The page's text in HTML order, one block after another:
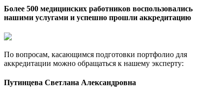
Более 500 медицинских работников воспользовались
нашими услугами и успешно прошли аккредитацию
По вопросам, касающимся подготовки портфолио для
аккредитации можно обращаться к нашему эксперту:
Путинцева Светлана Александровна